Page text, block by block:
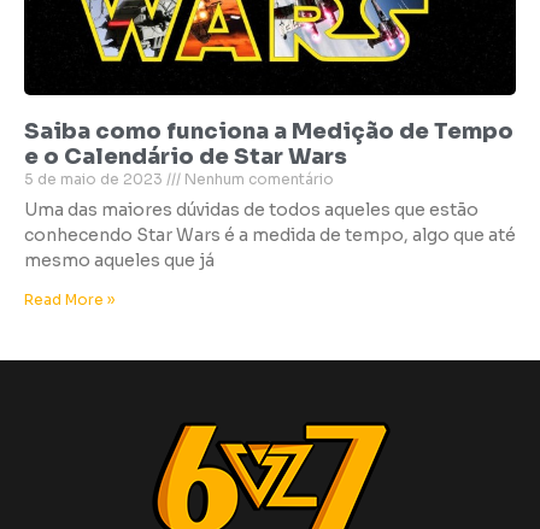
Saiba como funciona a Medição de Tempo
e o Calendário de Star Wars
5 de maio de 2023 Nenhum comentário
Uma das maiores dúvidas de todos aqueles que estão
conhecendo Star Wars é a medida de tempo, algo que até
mesmo aqueles que já
Read More »